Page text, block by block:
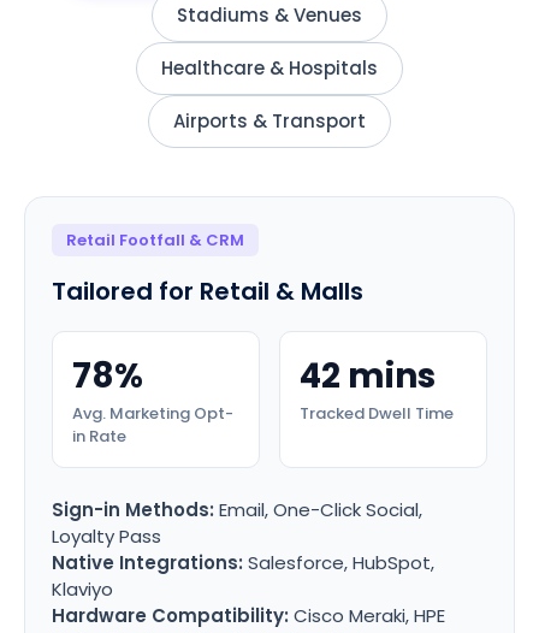
Stadiums & Venues
Healthcare & Hospitals
Airports & Transport
Retail Footfall & CRM
Tailored for Retail & Malls
78%
Avg. Marketing Opt-
in Rate
42 mins
Tracked Dwell Time
Sign-in Methods: Email, One-Click Social,
Loyalty Pass
Native Integrations: Salesforce, HubSpot,
Klaviyo
Hardware Compatibility: Cisco Meraki, HPE